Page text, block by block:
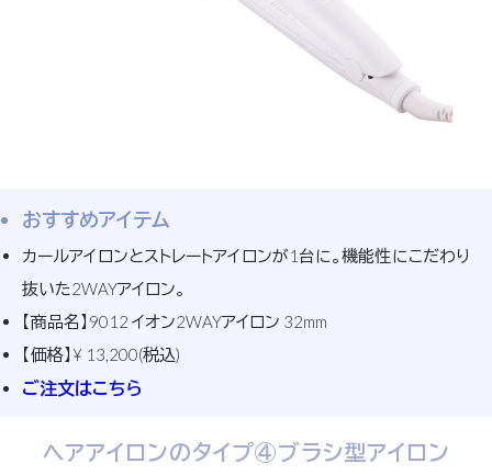
おすすめアイテム
カールアイロンとストレートアイロンが1台に。機能性にこだわり
抜いた2WAYアイロン。
【商品名】9012 イオン2WAYアイロン 32mm
【価格】¥ 13,200(税込)
ご注文はこちら
ヘアアイロンのタイプ④ブラシ型アイロン